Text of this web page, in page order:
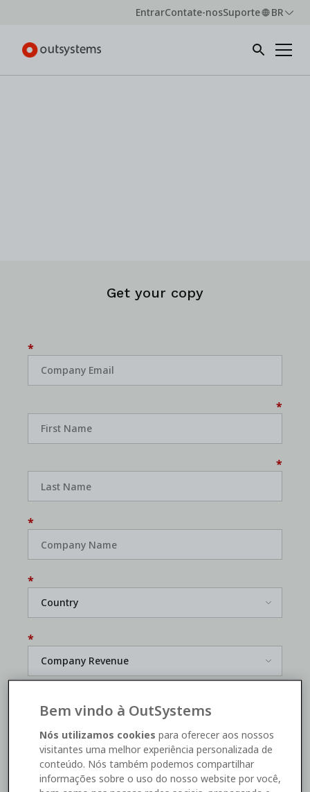
EntrarContate-nosSuporte BR
Get your copy
*
*
*
*
*
*
Yes, I'd like to receive OutSystems marketing
communications
. I can unsubscribe
Bem vindo à OutSystems
Nós utilizamos cookies para oferecer aos nossos
visitantes uma melhor experiência personalizada de
conteúdo. Nós também podemos compartilhar
informações sobre o uso do nosso website por você,